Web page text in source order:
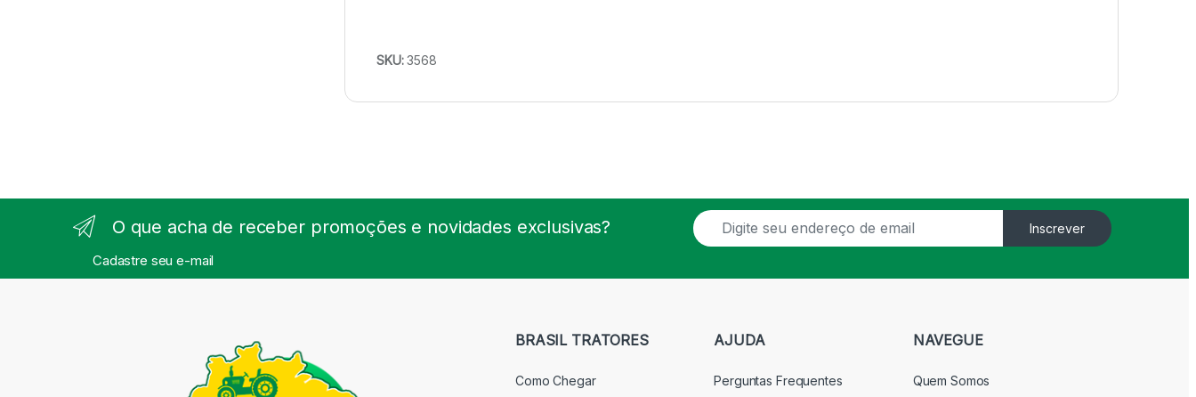
SKU:3568
O que acha de receber promoções e novidades exclusivas?
Cadastre seu e-mail
E
m
Inscrever
BRASIL TRATORES
Como Chegar
AJUDA
Perguntas Frequentes
NAVEGUE
Quem Somos